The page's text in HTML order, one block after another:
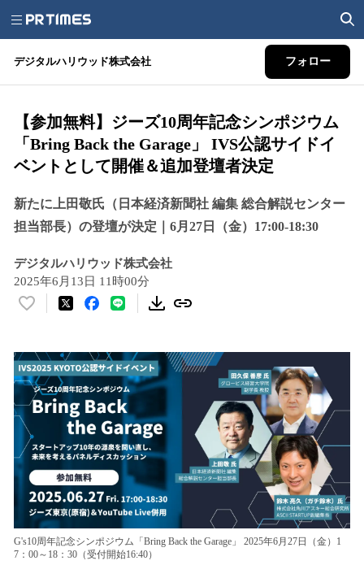
デジタルハリウッド株式会社 フォロー
【参加無料】ジーズ10周年記念シンポジウム
「Bring Back the Garage」 IVS公認サイドイ
ベントとして開催＆追加登壇者決定
新たに上田敬氏（日本経済新聞社 編集 総合解説センター
担当部長）の登壇が決定｜6月27日（金）17:00-18:30
デジタルハリウッド株式会社
2025年6月13日 11時00分
い
！
数
を
読
み
込
み
中
で
す
G's10周年記念シンポジウム「Bring Back the Garage」 2025年6月27日（金）1
7：00～18：30（受付開始16:40）